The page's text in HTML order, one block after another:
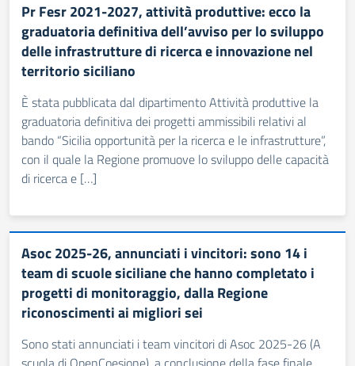
Pr Fesr 2021-2027, attività produttive: ecco la
graduatoria definitiva dell’avviso per lo sviluppo
delle infrastrutture di ricerca e innovazione nel
territorio siciliano
È stata pubblicata dal dipartimento Attività produttive la
graduatoria definitiva dei progetti ammissibili relativi al
bando “Sicilia opportunità per la ricerca e le infrastrutture”,
con il quale la Regione promuove lo sviluppo delle capacità
di ricerca e […]
Asoc 2025-26, annunciati i vincitori: sono 14 i
team di scuole siciliane che hanno completato i
progetti di monitoraggio, dalla Regione
riconoscimenti ai migliori sei
Sono stati annunciati i team vincitori di Asoc 2025-26 (A